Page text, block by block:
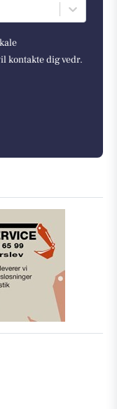
kontakte dig vedr.